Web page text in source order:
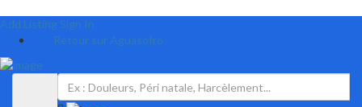
Add Listing Sign In
Retour sur Aguasofro